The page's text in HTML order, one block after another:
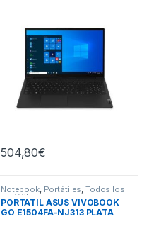
504,80€
Notebook, Portátiles, Todos los
portátiles
PORTATIL ASUS VIVOBOOK
GO E1504FA-NJ313 PLATA